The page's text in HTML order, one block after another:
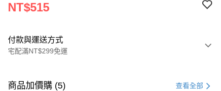
NT$515
付款與運送方式
宅配滿NT$299免運
信用卡一次付款
商品加價購 (5) 查看全部